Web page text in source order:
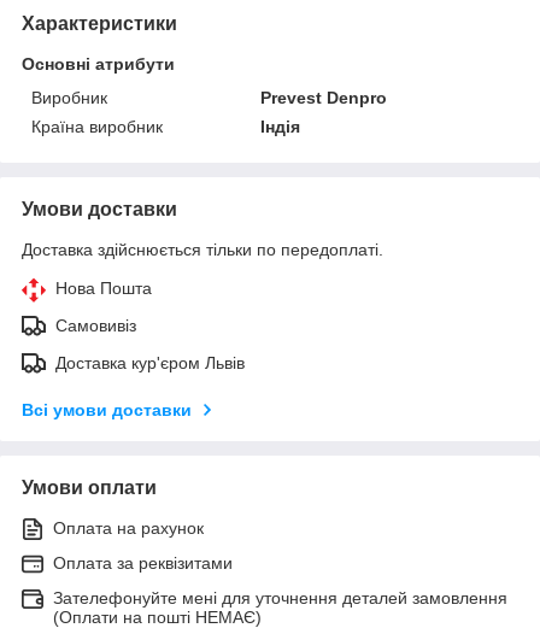
Характеристики
Основні атрибути
Виробник
Prevest Denpro
Країна виробник
Індія
Умови доставки
Доставка здійснюється тільки по передоплаті.
Нова Пошта
Самовивіз
Доставка кур'єром Львів
Всі умови доставки
Умови оплати
Оплата на рахунок
Оплата за реквізитами
Зателефонуйте мені для уточнення деталей замовлення
(Оплати на пошті НЕМАЄ)